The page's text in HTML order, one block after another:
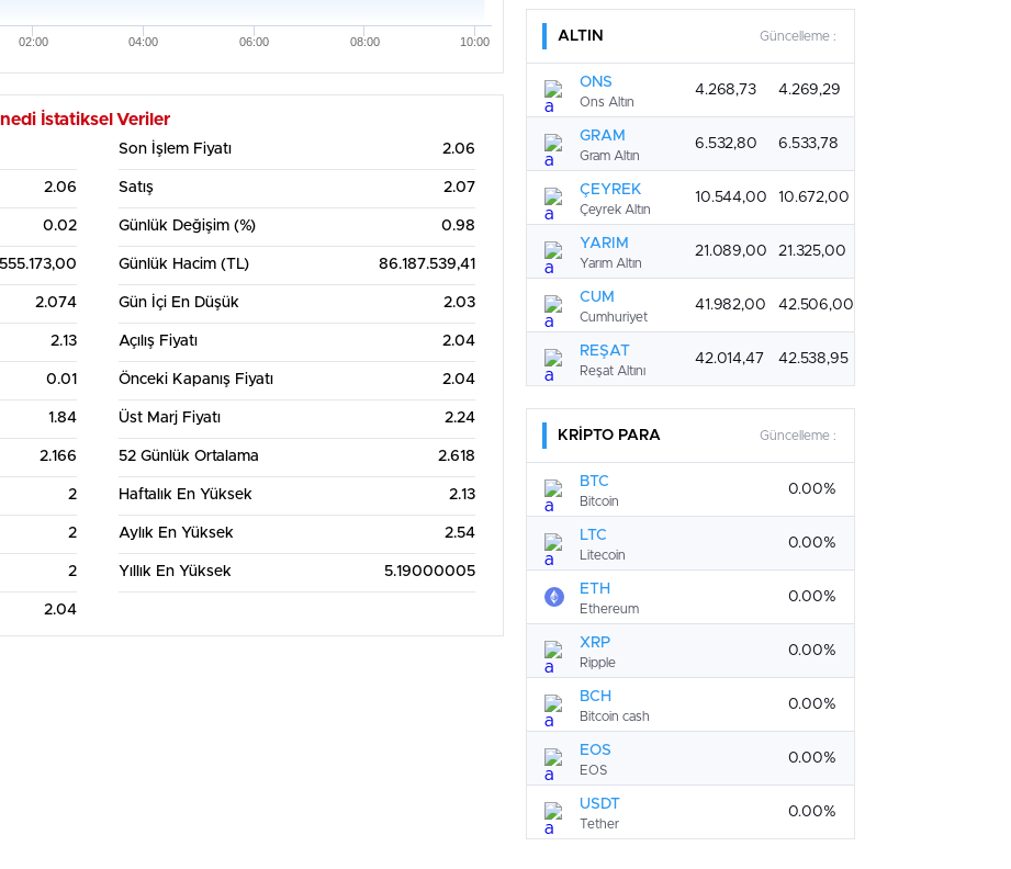
02:00 04:00 06:00 08:00 10:00
İstatiksel Veriler
Son İşlem Fiyatı 2.06
2.06 Satış 2.07
0.02 Günlük Değişim (%) 0.98
Günlük Hacim (TL) 86.187.539,41
2.074 Gün İçi En Düşük 2.03
2.13 Açılış Fiyatı 2.04
0.01 Önceki Kapanış Fiyatı 2.04
1.84 Üst Marj Fiyatı 2.24
2.166 52 Günlük Ortalama 2.618
2 Haftalık En Yüksek 2.13
2 Aylık En Yüksek 2.54
2 Yıllık En Yüksek 5.19000005
2.04
ALTIN Güncelleme :
ONS
Ons Altın
4.268,73 4.269,29
GRAM
Gram Altın
6.532,80 6.533,78
ÇEYREK
Çeyrek Altın
10.544,00 10.672,00
YARIM
Yarım Altın
21.089,00 21.325,00
CUM
Cumhuriyet
41.982,00 42.506,00
REŞAT
Reşat Altını
42.014,47 42.538,95
KRİPTO PARA Güncelleme :
BTC
Bitcoin
0.00%
LTC
Litecoin
0.00%
ETH
Ethereum
0.00%
XRP
Ripple
0.00%
BCH
Bitcoin cash
0.00%
EOS
EOS
0.00%
USDT
Tether
0.00%